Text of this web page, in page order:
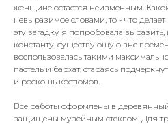
женщине остается неизменным.
невыразимое словами, то - что
эту загадку я попробовала
константу, существующую вне
воспользовалась такими
пастель и бархат, стараясь
и роскошь костюмов.
Все работы оформлены в
защищены музейным стеклом. Для